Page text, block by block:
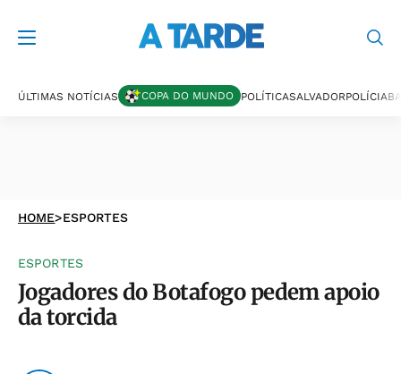
ÚLTIMAS NOTÍCIAS COPA DO MUNDO POLÍTICASALVADORPOLÍCIA
HOME>ESPORTES
ESPORTES
Jogadores do Botafogo pedem apoio
da torcida